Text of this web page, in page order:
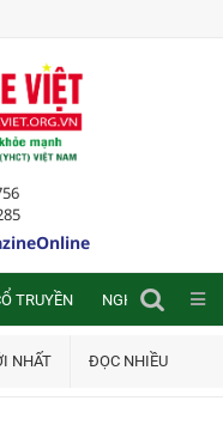
TRUYỀN NGHIÊN CỨU
NHẤT ĐỌC NHIỀU